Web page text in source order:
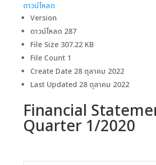
ดาวน์โหลด
Version
ดาวน์โหลด 287
File Size 307.22 KB
File Count 1
Create Date 28 ตุลาคม 2022
Last Updated 28 ตุลาคม 2022
Financial
Quarter 1/2020